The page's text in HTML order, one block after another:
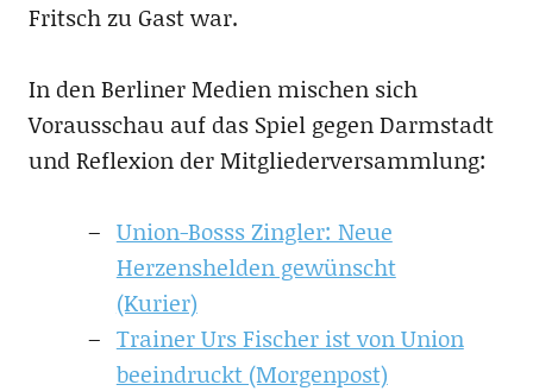
Fritsch zu Gast war.
In den Berliner Medien mischen sich
Vorausschau auf das Spiel gegen Darmstadt
und Reflexion der Mitgliederversammlung:
Union-Bosss Zingler: Neue
Herzenshelden gewünscht
(Kurier)
Trainer Urs Fischer ist von Union
beeindruckt (Morgenpost)